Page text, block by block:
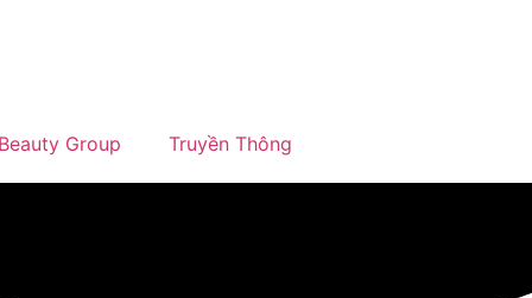
Group Truyền Thông